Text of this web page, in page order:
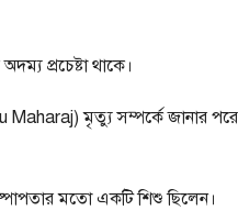
প্রচেষ্টা থাকে।
মৃত্যু সম্পর্কে জানার
মতো একটি শিশু ছিলেন।